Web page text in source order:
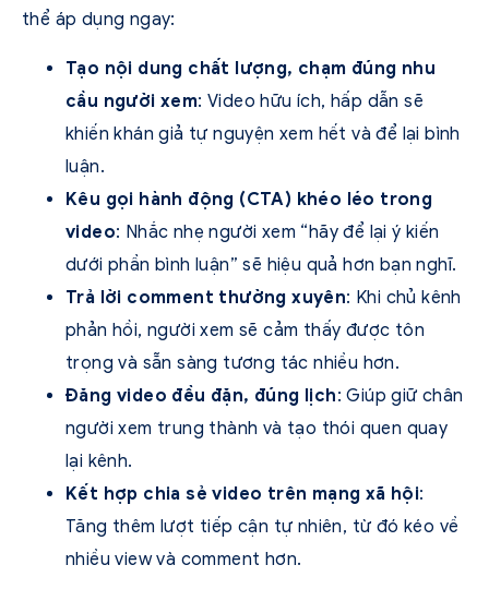
thể áp dụng ngay:
Tạo nội dung chất lượng, chạm đúng nhu
cầu người xem: Video hữu ích, hấp dẫn sẽ
khiến khán giả tự nguyện xem hết và để lại bình
luận.
Kêu gọi hành động (CTA) khéo léo trong
video: Nhắc nhẹ người xem “hãy để lại ý kiến
dưới phần bình luận” sẽ hiệu quả hơn bạn nghĩ.
Trả lời comment thường xuyên: Khi chủ kênh
phản hồi, người xem sẽ cảm thấy được tôn
trọng và sẵn sàng tương tác nhiều hơn.
Đăng video đều đặn, đúng lịch: Giúp giữ chân
người xem trung thành và tạo thói quen quay
lại kênh.
Kết hợp chia sẻ video trên mạng xã hội:
Tăng thêm lượt tiếp cận tự nhiên, từ đó kéo về
nhiều view và comment hơn.